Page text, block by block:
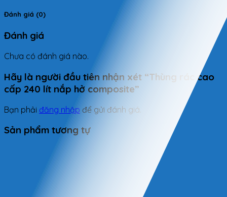
Đánh giá (0)
Đánh giá
Chưa có đánh giá nào.
Hãy là người đầu tiên nhận xét “Thùng rác cao
cấp 240 lít nắp hở composite”
Bạn phải đăng nhập để gửi đánh giá.
Sản phẩm tương tự